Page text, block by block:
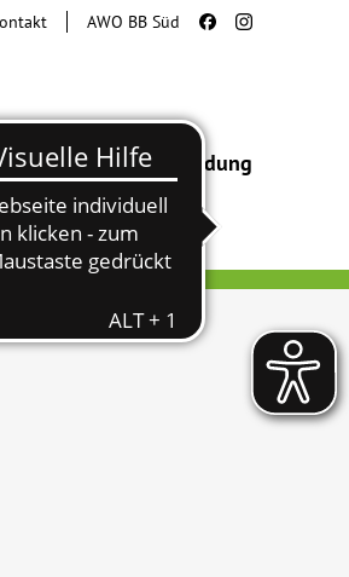
& HilfeBegegnung Bildung
AWO BB Süd